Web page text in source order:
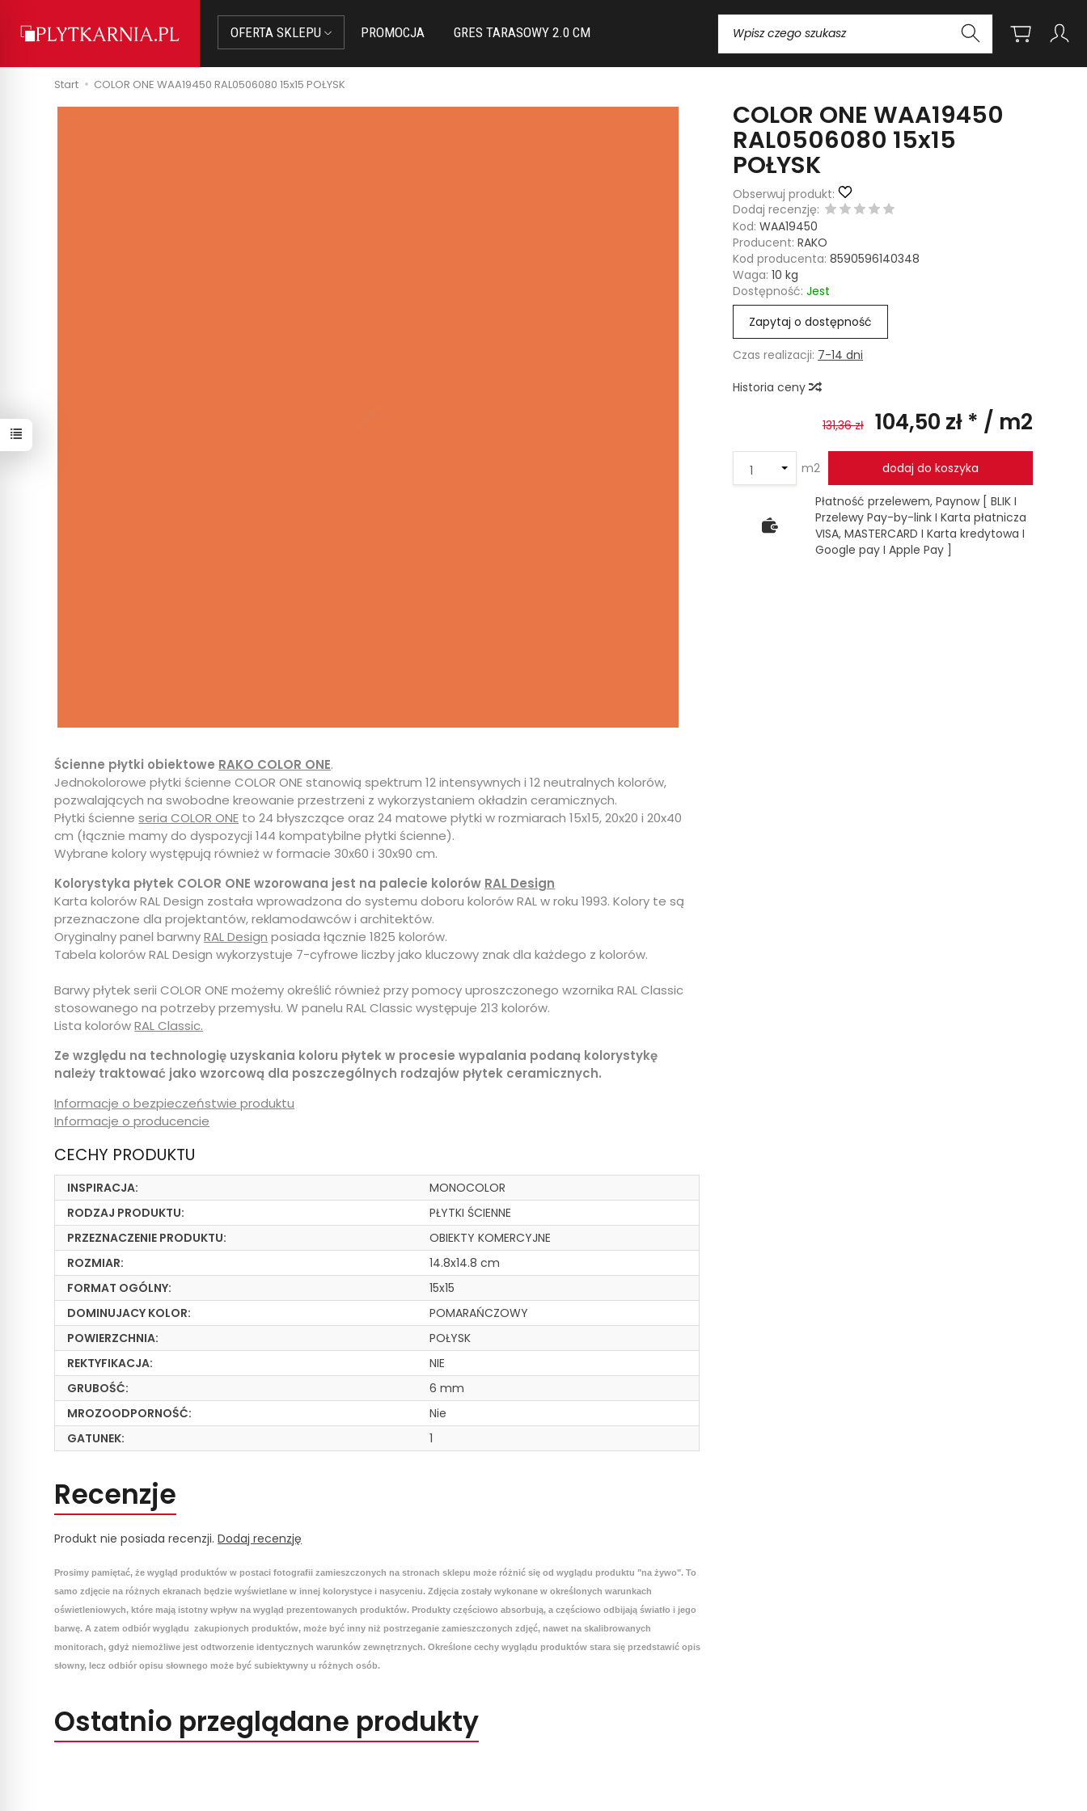
OFERTA SKLEPU PROMOCJA GRES TARASOWY 2.0 CM
Start COLOR ONE WAA19450 RAL0506080 15x15 POŁYSK
COLOR ONE WAA19450
RAL0506080 15x15
POŁYSK
Obserwuj produkt:
Dodaj recenzję:
Kod: WAA19450
Producent: RAKO
Kod producenta: 8590596140348
Waga: 10 kg
Dostępność: Jest
Zapytaj o dostępność
Czas realizacji: 7-14 dni
Historia ceny
131,36 zł 104,50 zł * / m2
m2 dodaj do koszyka
Płatność przelewem, Paynow [ BLIK I
Przelewy Pay-by-link I Karta płatnicza
VISA, MASTERCARD I Karta kredytowa I
Google pay I Apple Pay ]
Ścienne płytki obiektowe RAKO COLOR ONE.
Jednokolorowe płytki ścienne COLOR ONE stanowią spektrum 12 intensywnych i 12 neutralnych kolorów,
pozwalających na swobodne kreowanie przestrzeni z wykorzystaniem okładzin ceramicznych.
Płytki ścienneseria COLOR ONE to 24 błyszczące oraz 24 matowe płytki w rozmiarach 15x15, 20x20 i 20x40
cm (łącznie mamy do dyspozycji 144 kompatybilne płytki ścienne).
Wybrane kolory występują również w formacie 30x60 i 30x90 cm.
Kolorystyka płytek COLOR ONE wzorowana jest na palecie kolorów RAL Design
Karta kolorów RAL Design została wprowadzona do systemu doboru kolorów RAL w roku 1993. Kolory te są
przeznaczone dla projektantów, reklamodawców i architektów.
Oryginalny panel barwnyRAL Design posiada łącznie 1825 kolorów.
Tabela kolorów RAL Design wykorzystuje 7-cyfrowe liczby jako kluczowy znak dla każdego z kolorów.
Barwy płytek serii COLOR ONE możemy określić również przy pomocy uproszczonego wzornika RAL Classic
stosowanego na potrzeby przemysłu. W panelu RAL Classic występuje 213 kolorów.
Lista kolorówRAL Classic.
Ze względu na technologię uzyskania koloru płytek w procesie wypalania podaną kolorystykę
należy traktować jako wzorcową dla poszczególnych rodzajów płytek ceramicznych.
Informacje o bezpieczeństwie produktu
Informacje o producencie
CECHY PRODUKTU
INSPIRACJA:
MONOCOLOR
RODZAJ PRODUKTU:
PŁYTKI ŚCIENNE
PRZEZNACZENIE PRODUKTU:
OBIEKTY KOMERCYJNE
ROZMIAR:
14.8x14.8 cm
FORMAT OGÓLNY:
15x15
DOMINUJACY KOLOR:
POMARAŃCZOWY
POWIERZCHNIA:
POŁYSK
REKTYFIKACJA:
NIE
GRUBOŚĆ:
6 mm
MROZOODPORNOŚĆ:
Nie
GATUNEK:
1
Recenzje
Produkt nie posiada recenzji.Dodaj recenzję
Prosimy pamiętać, że wygląd produktów w postaci fotografii zamieszczonych na stronach sklepu może różnić się od wyglądu produktu "na żywo". To
samo zdjęcie na różnych ekranach będzie wyświetlane w innej kolorystyce i nasyceniu. Zdjęcia zostały wykonane w określonych warunkach
oświetleniowych, które mają istotny wpływ na wygląd prezentowanych produktów. Produkty częściowo absorbują, a częściowo odbijają światło i jego
barwę. A zatem odbiór wyglądu zakupionych produktów, może być inny niż postrzeganie zamieszczonych zdjęć, nawet na skalibrowanych
monitorach, gdyż niemożliwe jest odtworzenie identycznych warunków zewnętrznych. Określone cechy wyglądu produktów stara się przedstawić opis
słowny, lecz odbiór opisu słownego może być subiektywny u różnych osób.
Ostatnio przeglądane produkty